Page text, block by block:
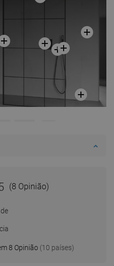
(8 Opinião)
8 Opinião (10 países)